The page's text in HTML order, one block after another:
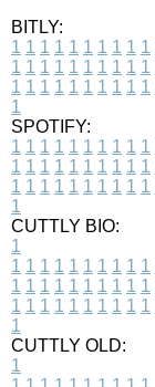
BITLY:
1 1 1 1 1 1 1 1 1 1
1 1 1 1 1 1 1 1 1 1
1 1 1 1 1 1 1 1 1 1
1
SPOTIFY:
1 1 1 1 1 1 1 1 1 1
1 1 1 1 1 1 1 1 1 1
1 1 1 1 1 1 1 1 1 1
1
CUTTLY BIO:
1
1 1 1 1 1 1 1 1 1 1
1 1 1 1 1 1 1 1 1 1
1 1 1 1 1 1 1 1 1 1
1
CUTTLY OLD:
1